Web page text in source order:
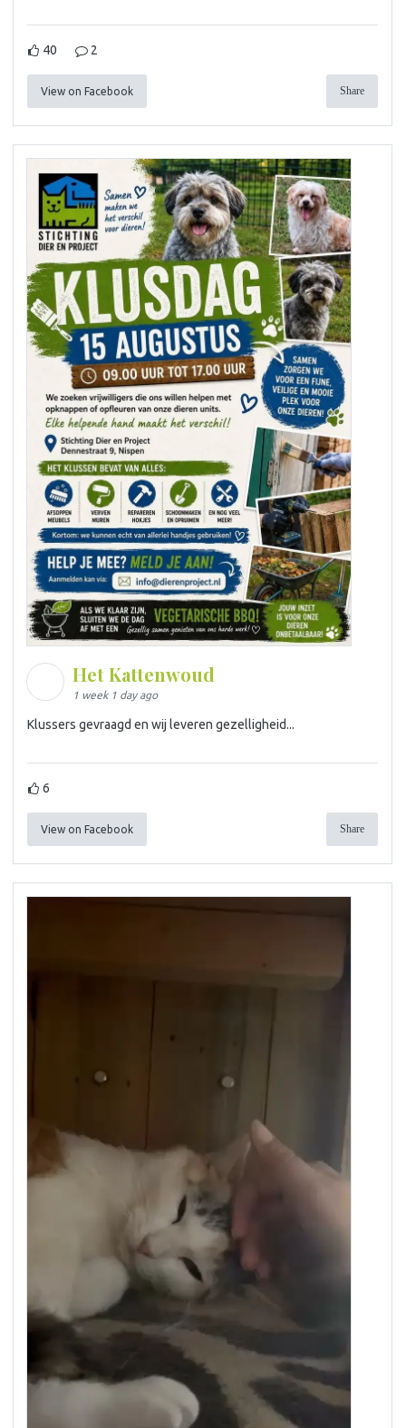
40 2
View on Facebook Share
Het Kattenwoud
1 week 1 day ago
Klussers gevraagd en wij leveren gezelligheid...
6
View on Facebook Share